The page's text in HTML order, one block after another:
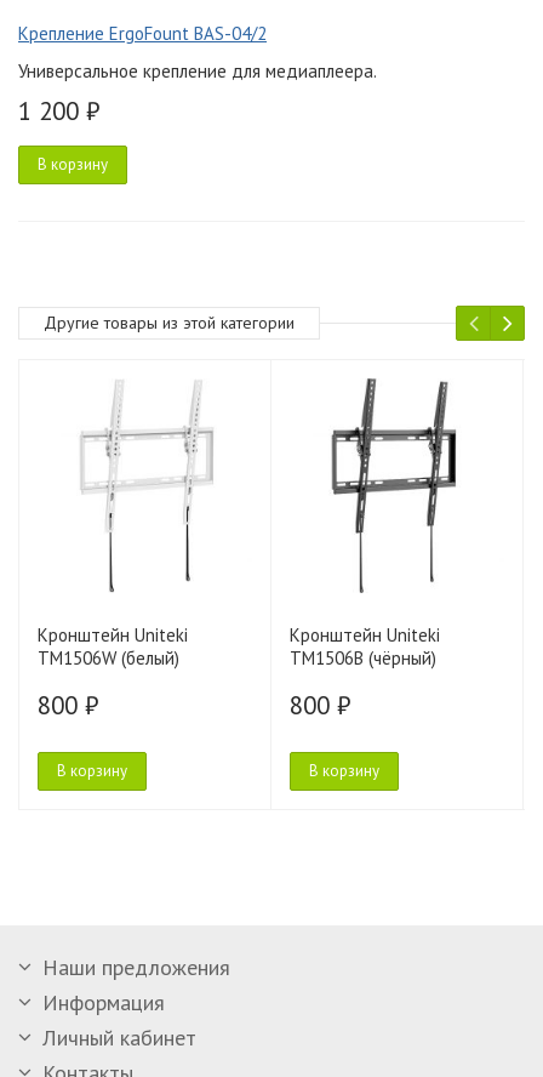
Крепление ErgoFount BAS-04/2
Универсальное крепление для медиаплеера.
1 200 ₽
В корзину
Другие товары из этой категории
Кронштейн Uniteki
TM1506W (белый)
800 ₽
В корзину
Кронштейн Uniteki
TM1506B (чёрный)
800 ₽
В корзину
Наши предложения
Информация
Личный кабинет